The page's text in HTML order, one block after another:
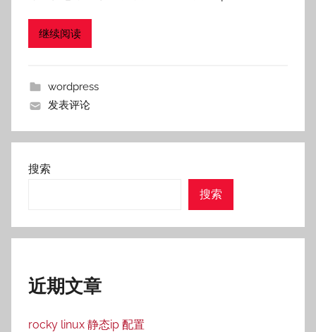
继续阅读
wordpress
发表评论
搜索
搜索
近期文章
rocky linux 静态ip 配置